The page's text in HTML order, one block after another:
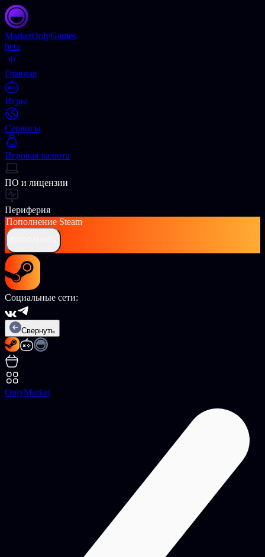
MarketOnlyGames
beta
Главная
Игры
Сервисы
Игровая валюта
ПО и лицензии
Периферия
Пополнение Steam
Социальные сети:
Свернуть
OnlyMarket